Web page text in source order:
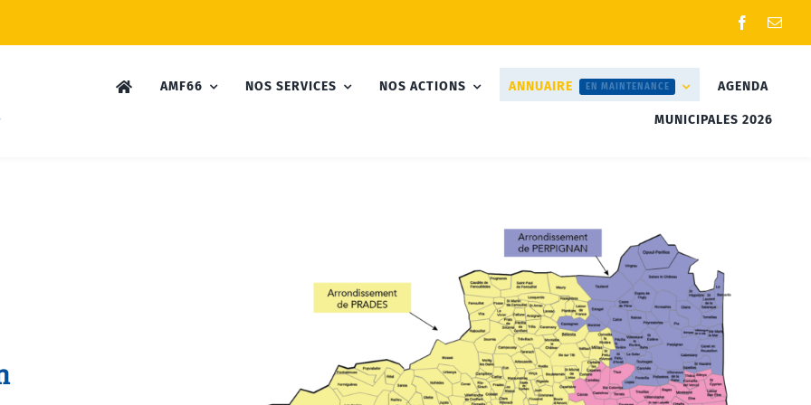
AMF66 NOS SERVICES NOS ACTIONS ANNUAIRE EN MAINTENANCE AGENDA
MUNICIPALES 2026